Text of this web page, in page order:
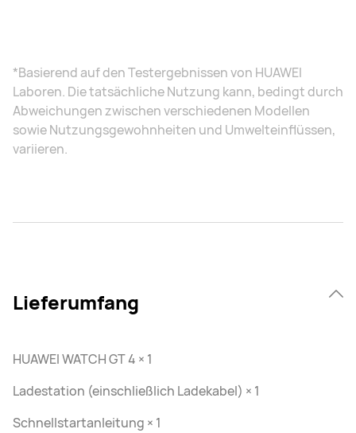
*Basierend auf den Testergebnissen von HUAWEI
Laboren. Die tatsächliche Nutzung kann, bedingt durch
Abweichungen zwischen verschiedenen Modellen
sowie Nutzungsgewohnheiten und Umwelteinflüssen,
variieren.
Lieferumfang
HUAWEI WATCH GT 4 × 1
Ladestation (einschließlich Ladekabel) × 1
Schnellstartanleitung × 1